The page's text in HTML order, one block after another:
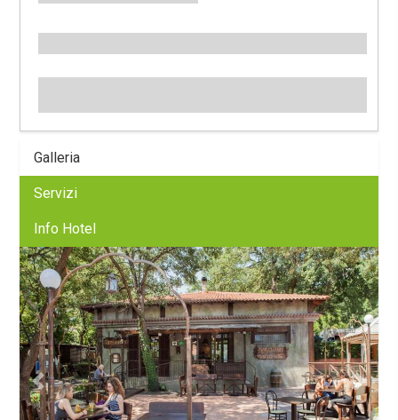
Galleria
Servizi
Info Hotel
Previous Next